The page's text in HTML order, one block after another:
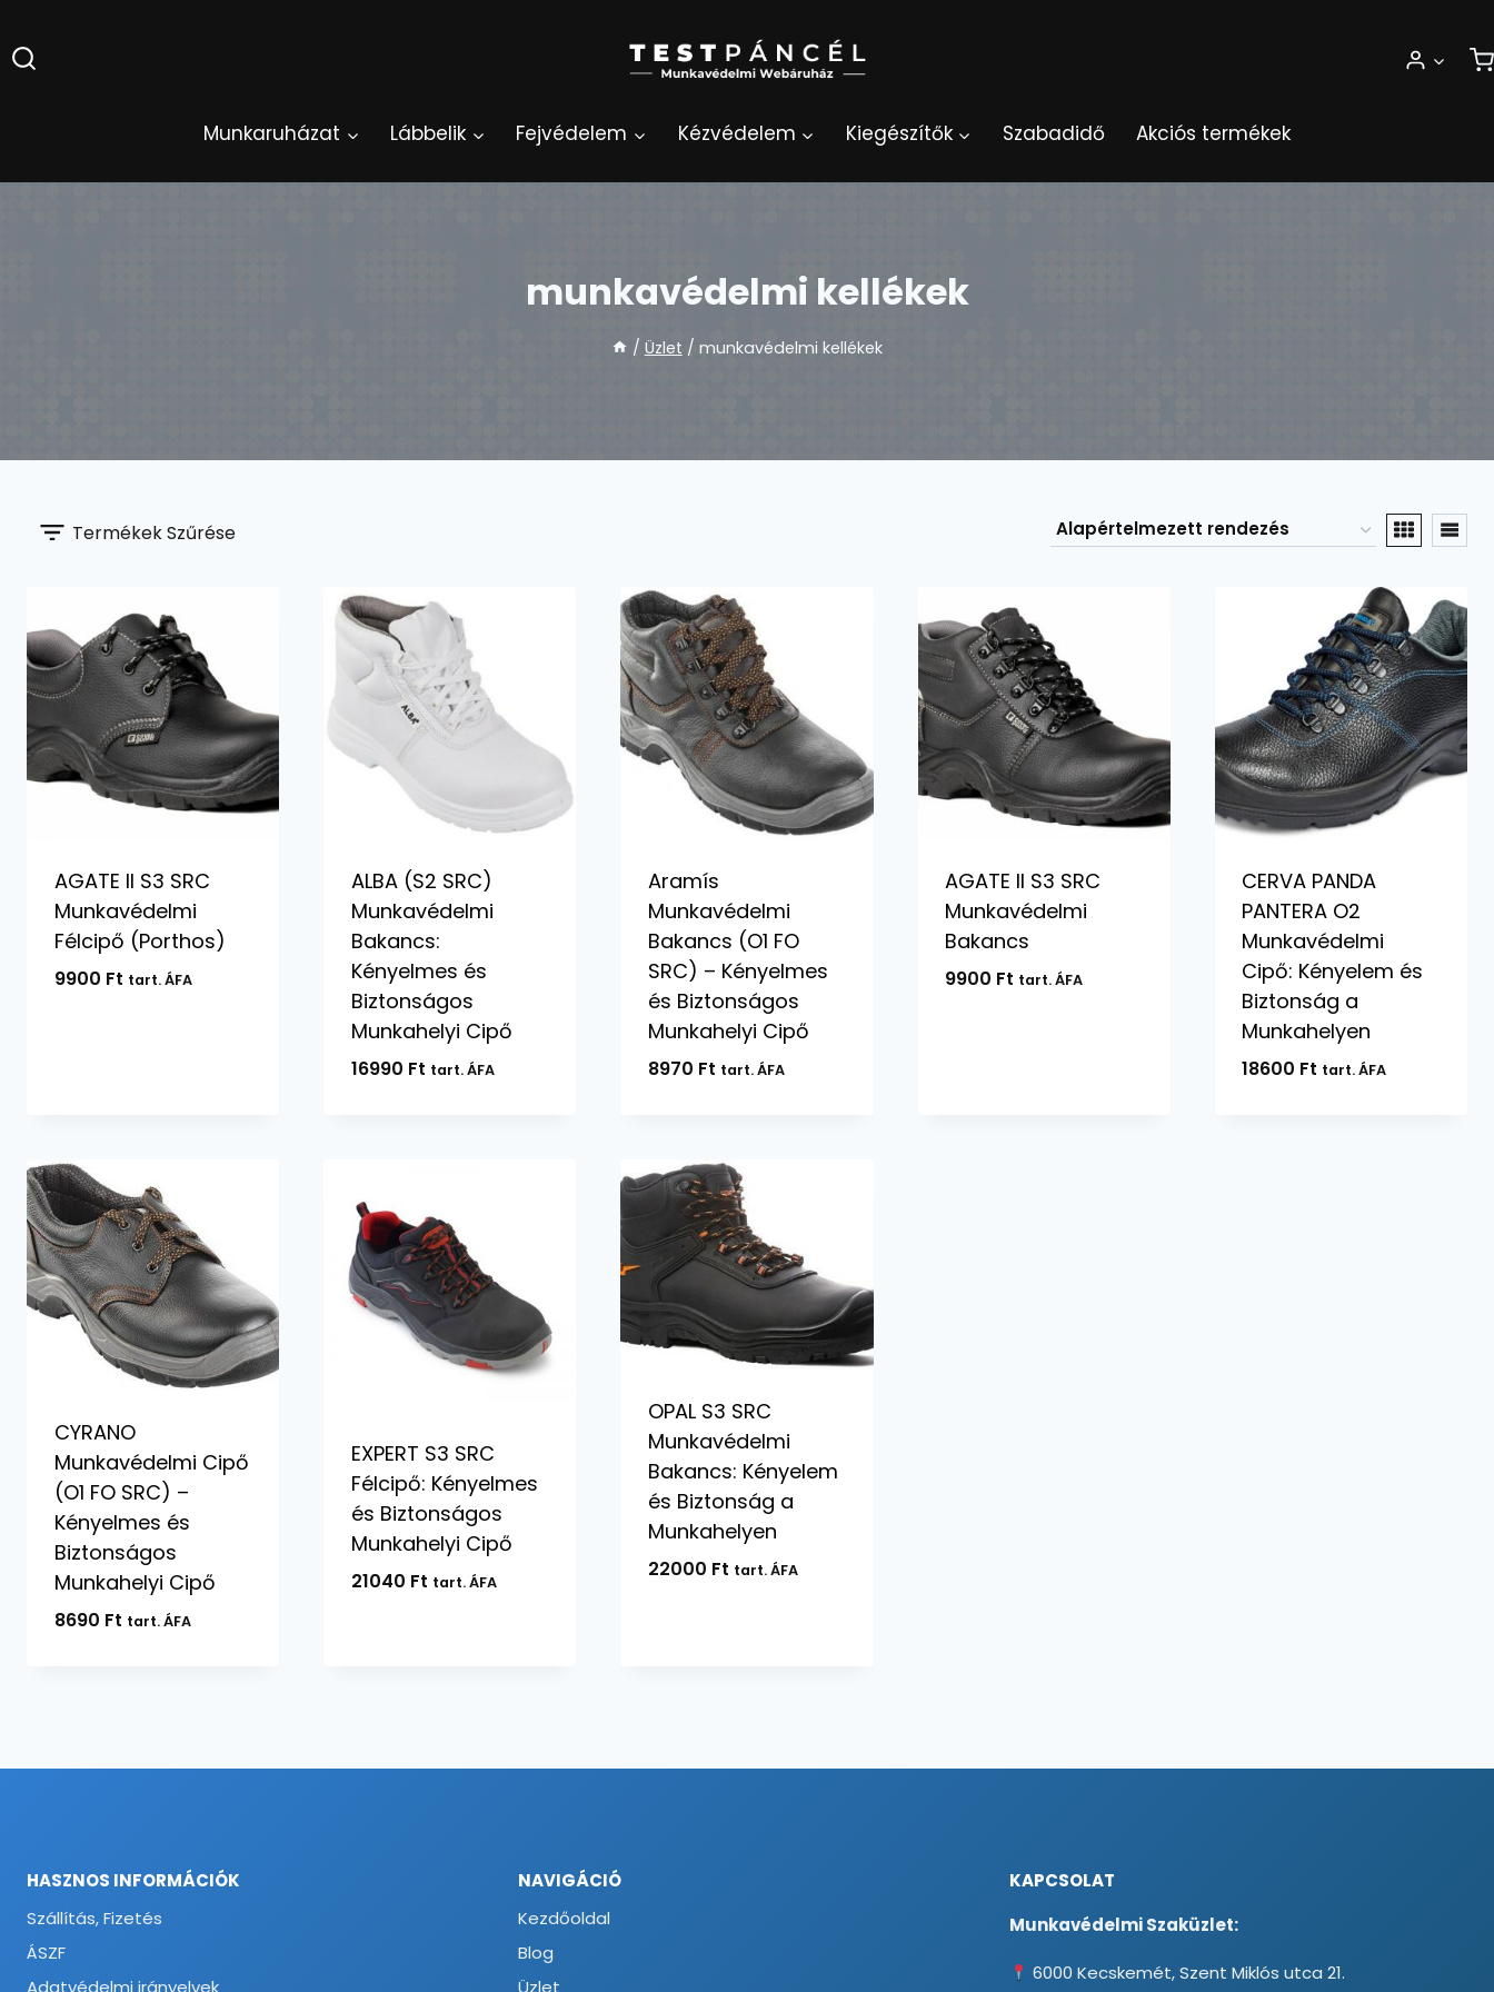
to
content
Munkaruházat Lábbelik Fejvédelem Kézvédelem Kiegészítők Szabadidő Akciós termékek
munkavédelmi kellékek
/ Üzlet / munkavédelmi kellékek
Termékek Szűrése
AGATE II S3 SRC
Munkavédelmi
Félcipő (Porthos)
9900 Ft tart. ÁFA
ALBA (S2 SRC)
Munkavédelmi
Bakancs:
Kényelmes és
Biztonságos
Munkahelyi Cipő
16990 Ft tart. ÁFA
Aramís
Munkavédelmi
Bakancs (O1 FO
SRC) – Kényelmes
és Biztonságos
Munkahelyi Cipő
8970 Ft tart. ÁFA
AGATE II S3 SRC
Munkavédelmi
Bakancs
9900 Ft tart. ÁFA
CERVA PANDA
PANTERA O2
Munkavédelmi
Cipő: Kényelem és
Biztonság a
Munkahelyen
18600 Ft tart. ÁFA
CYRANO
Munkavédelmi Cipő
(O1 FO SRC) –
Kényelmes és
Biztonságos
Munkahelyi Cipő
8690 Ft tart. ÁFA
EXPERT S3 SRC
Félcipő: Kényelmes
és Biztonságos
Munkahelyi Cipő
21040 Ft tart. ÁFA
OPAL S3 SRC
Munkavédelmi
Bakancs: Kényelem
és Biztonság a
Munkahelyen
22000 Ft tart. ÁFA
HASZNOS INFORMÁCIÓK
Szállítás, Fizetés
ÁSZF
Adatvédelmi irányelvek
NAVIGÁCIÓ
Kezdőoldal
Blog
Üzlet
KAPCSOLAT
Munkavédelmi Szaküzlet:
6000 Kecskemét, Szent Miklós utca 21.